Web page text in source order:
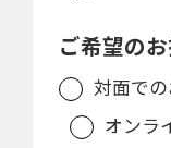
ご希望の
対面で
オンラ